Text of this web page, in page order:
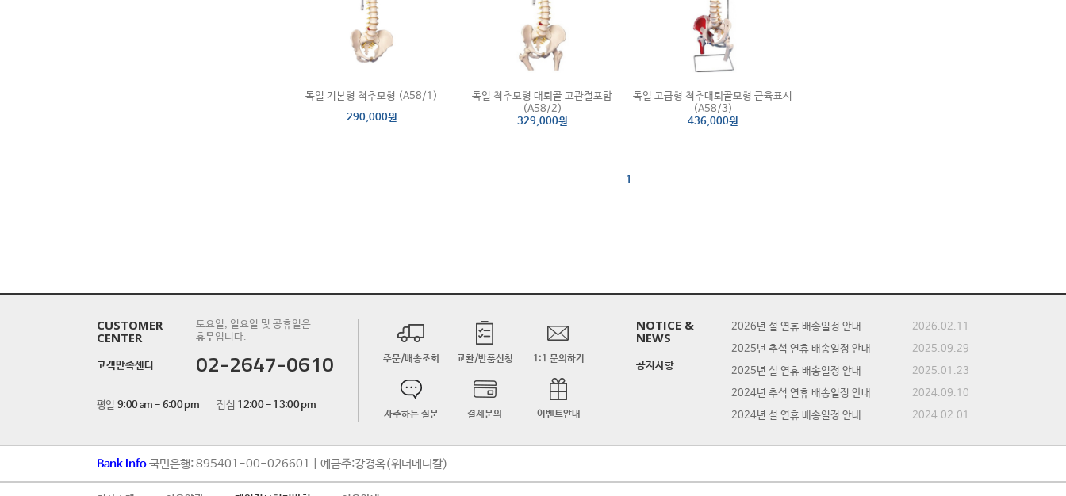
독일 기본형 척추모형 (A58/1)
290,000원
독일 척추모형 대퇴골 고관절포함
(A58/2)
329,000원
독일 고급형 척추대퇴골모형 근육표시
(A58/3)
436,000원
1
CUSTOMER
CENTER
고객만족센터
토요일, 일요일 및 공휴일은
휴무입니다.
02-2647-0610
평일 9:00 am - 6:00 pm 점심 12:00 - 13:00 pm
주문/배송조회 교환/반품신청 1:1 문의하기
자주하는 질문 결제문의 이벤트안내
NOTICE &
NEWS
공지사항
2026년 설 연휴 배송일정 안내
2026.02.11
2025년 추석 연휴 배송일정 안내
2025.09.29
2025년 설 연휴 배송일정 안내
2025.01.23
2024년 추석 연휴 배송일정 안내
2024.09.10
2024년 설 연휴 배송일정 안내
2024.02.01
Bank Info국민은행: 895401-00-026601 | 예금주:강경옥(위너메디칼)